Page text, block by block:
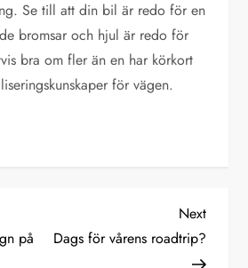
Se till att din bil är redo för en
bromsar och hjul är redo för
bra om fler än en har körkort
för vägen.
på
Next
Post
Next
Dags för vårens roadtrip?